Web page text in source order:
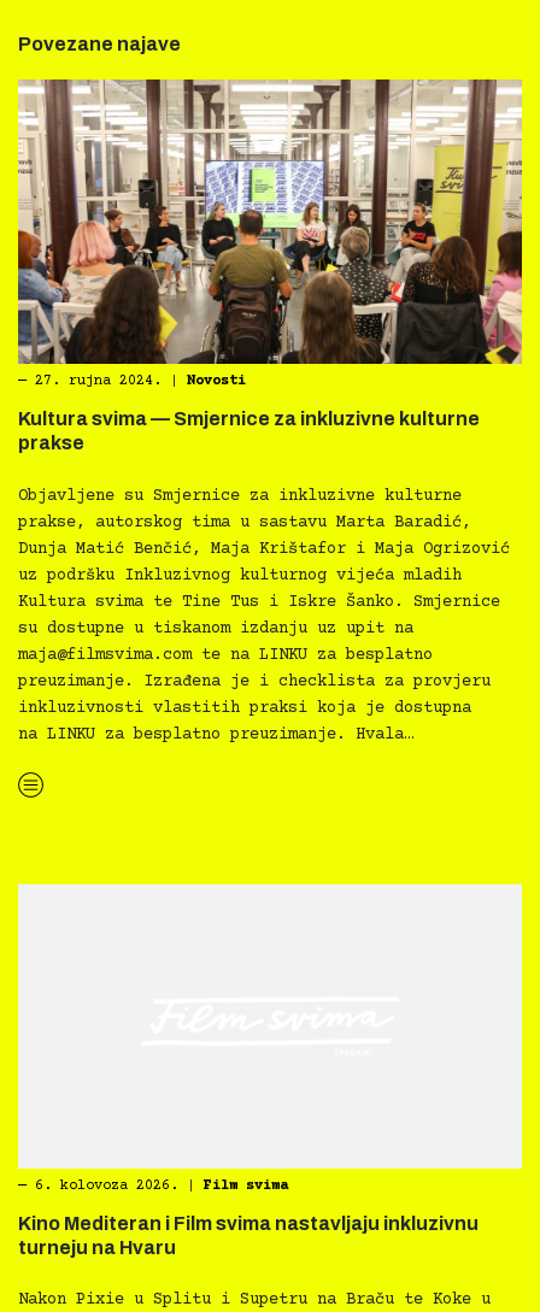
Povezane najave
― 27. rujna 2024. Novosti
Kultura svima — Smjernice za inkluzivne kulturne
prakse
Objavljene su Smjernice za inkluzivne kulturne
prakse, autorskog tima u sastavu Marta Baradić,
Dunja Matić Benčić, Maja Krištafor i Maja Ogrizović
uz podršku Inkluzivnog kulturnog vijeća mladih
Kultura svima te Tine Tus i Iskre Šanko. Smjernice
su dostupne u tiskanom izdanju uz upit na
maja@filmsvima.comte na LINKU za besplatno
preuzimanje. Izrađena je i checklista za provjeru
inkluzivnosti vlastitih praksi koja je dostupna
na LINKU za besplatno preuzimanje. Hvala…
“Kultura svima — Smjernice za inkluzivne kulturne prakse”
― 6. kolovoza 2026. Film svima
Kino Mediteran i Film svima nastavljaju inkluzivnu
turneju na Hvaru
Nakon Pixie u Splitu i Supetru na Braču te Koke u